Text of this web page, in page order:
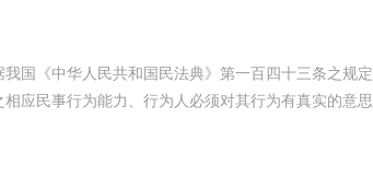
国《中华人民共和国民法典》第一百四十三条之规
应民事行为能力、行为人必须对其行为有真实的意